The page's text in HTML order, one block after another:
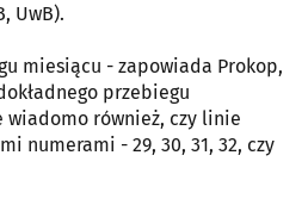
UwB).
miesiącu - zapowiada Prokop,
przebiegu
wiadomo również, czy linie
numerami - 29, 30, 31, 32, czy